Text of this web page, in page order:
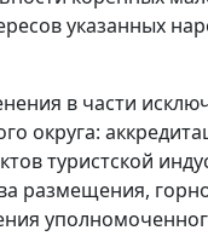
указанных
в части
округа:
туристской
размещения,